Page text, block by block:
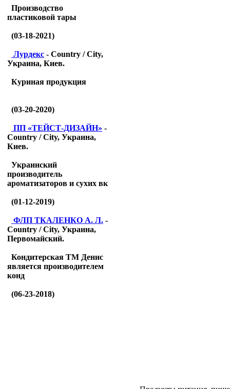
Производство
пластиковой тары
(03-18-2021)
Лурдекс - Country / City,
Украина, Киев.
Куриная продукция
(03-20-2020)
ПП «ТЕЙСТ-ДИЗАЙН» -
Country / City, Украина,
Киев.
Украинский
производитель
ароматизаторов и сухих вк
(01-12-2019)
ФЛП ТКАЛЕНКО А. Л. -
Country / City, Украина,
Первомайский.
Кондитерская ТМ Денис
является производителем
конд
(06-23-2018)